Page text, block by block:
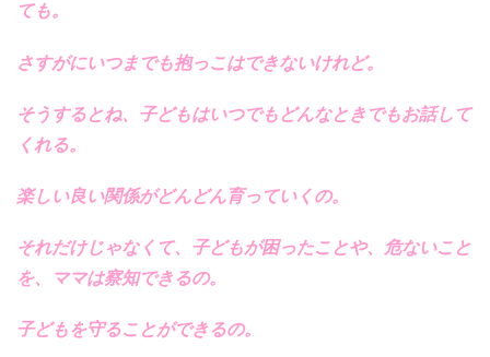
ても。
さすがにいつまでも抱っこはできないけれど。
そうするとね、子どもはいつでもどんなときでもお話して
くれる。
楽しい良い関係がどんどん育っていくの。
それだけじゃなくて、子どもが困ったことや、危ないこと
を、ママは察知できるの。
子どもを守ることができるの。